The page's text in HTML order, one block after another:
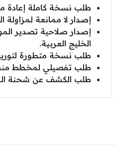
طلب نسخة كاملة إعادة
إصدار لا ممانعة لمزاولة
إصدار صلاحية تصدير
الخليج العربية.
طلب نسخة متطورة لتوريد
طلب تفصيلي لمخطط
طلب الكشف عن شحنة